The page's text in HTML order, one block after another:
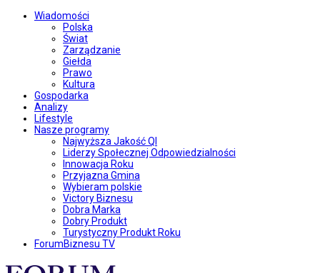
Wiadomości
Polska
Świat
Zarządzanie
Giełda
Prawo
Kultura
Gospodarka
Analizy
Lifestyle
Nasze programy
Najwyższa Jakość QI
Liderzy Społecznej Odpowiedzialności
Innowacja Roku
Przyjazna Gmina
Wybieram polskie
Victory Biznesu
Dobra Marka
Dobry Produkt
Turystyczny Produkt Roku
ForumBiznesu TV